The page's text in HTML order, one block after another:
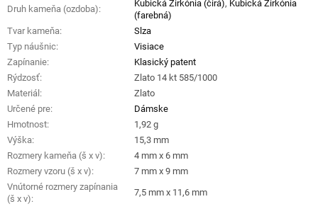
Druh kameňa (ozdoba):
Kubická Zirkónia (čirá), Kubická Zirkónia
(farebná)
Tvar kameňa:
Slza
Typ náušnic:
Visiace
Zapínanie:
Klasický patent
Rýdzosť:
Zlato 14 kt 585/1000
Materiál :
Zlato
Určené pre:
Dámske
Hmotnost:
1,92 g
Výška:
15,3 mm
Rozmery kameňa (š x v):
4 mm x 6 mm
Rozmery vzoru (š x v):
7 mm x 9 mm
Vnútorné rozmery zapínania
(š x v):
7,5 mm x 11,6 mm